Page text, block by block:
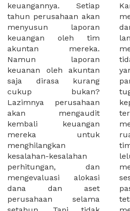
keuangannya. Setiap
tahun perusahaan akan
menyusun laporan
keuangan oleh tim
akuntan mereka.
Namun laporan
keuanan oleh akuntan
saja dirasa kurang
cukup bukan?
Lazimnya perusahaan
akan mengaudit
kembali keuangan
mereka untuk
menghilangkan
kesalahan-kesalahan
perhitungan, dan
mengevaluasi alokasi
dana dan aset
perusahaan selama
Karena meng-audit
memerlukan proses
dan waktu yang cukup
lama, perusahaan yang
menyewa tim auditor
tidak memiliki tempat
yang reprsntative untuk
para auditor melakukan
tugas mereka. Untuk
keperluan audit
tersebut, kami dapat
membantu menyiapkan
ruangan khusus agar
tim audit anda dapat
leluasa dan fokus
menyelesaikan laporan
sesuai deadline. Jadi
pastikan bisnis anda
tetap sukses dengan